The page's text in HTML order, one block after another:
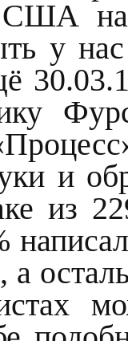
на
у
и
из